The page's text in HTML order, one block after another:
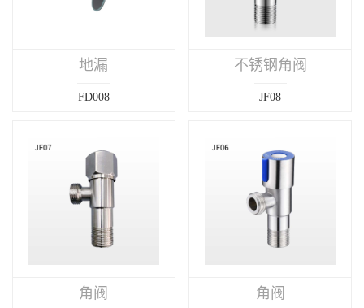
地漏
FD008
不锈钢角阀
JF08
角阀 角阀